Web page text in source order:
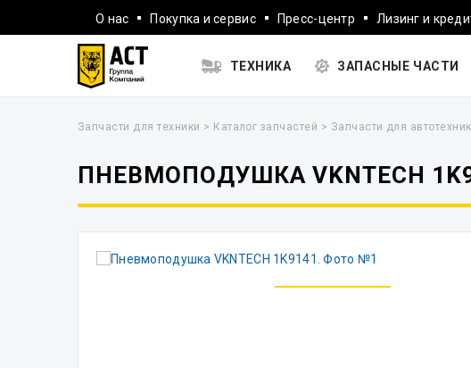
О нас Покупка и сервис Пресс-центр Лизинг и
ТЕХНИКА ЗАПАСНЫЕ ЧАСТИ
Запчасти для техники > Каталог запчастей > Запчасти для
ПНЕВМОПОДУШКА VKNTECH